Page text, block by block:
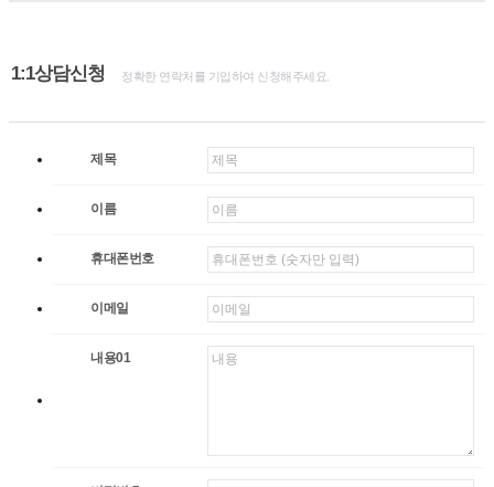
1:1상담신청 정확한 연락처를 기입하여 신청해주세요.
제목
이름
휴대폰번호
이메일
내용01